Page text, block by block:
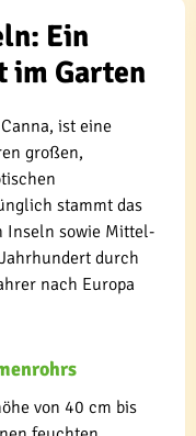
Ein
im Garten
ist eine
großen,
stammt das
Inseln sowie Mittel-
durch
nach Europa
von 40 cm bis